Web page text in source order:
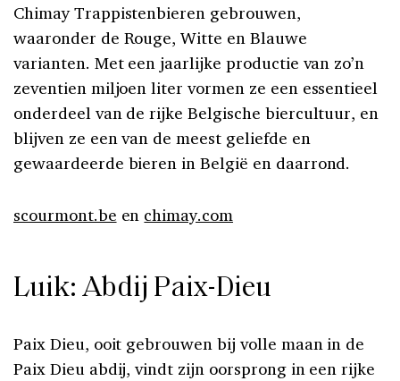
Chimay Trappistenbieren gebrouwen,
waaronder de Rouge, Witte en Blauwe
varianten. Met een jaarlijke productie van zo’n
zeventien miljoen liter vormen ze een essentieel
onderdeel van de rijke Belgische biercultuur, en
blijven ze een van de meest geliefde en
gewaardeerde bieren in België en daarrond.
scourmont.be en chimay.com
Luik: Abdij Paix-Dieu
Paix Dieu, ooit gebrouwen bij volle maan in de
Paix Dieu abdij, vindt zijn oorsprong in een rijke